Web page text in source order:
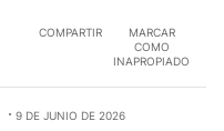
COMPARTIR
MARCAR
COMO
INAPROPIADO
9 DE JUNIO DE 2026